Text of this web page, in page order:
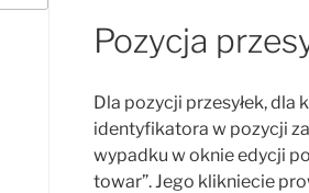
Pozycja
Dla pozycji przesyłek, dla
identyfikatora w pozycji
wypadku w oknie edycji
towar”. Jego klikniecie